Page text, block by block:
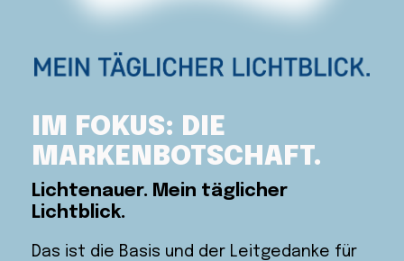
IM FOKUS: DIE
MARKENBOTSCHAFT.
Lichtenauer. Mein täglicher
Lichtblick.
Das ist die Basis und der Leitgedanke für